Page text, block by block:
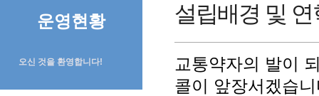
운영현황
오신 것을 환영합니다!
설립배경 및 연
교통약자의 발이
콜이 앞장서겠습